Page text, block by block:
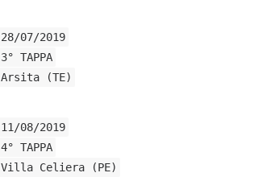
28/07/2019
3° TAPPA
Arsita (TE)
11/08/2019
4° TAPPA
Villa Celiera (PE)